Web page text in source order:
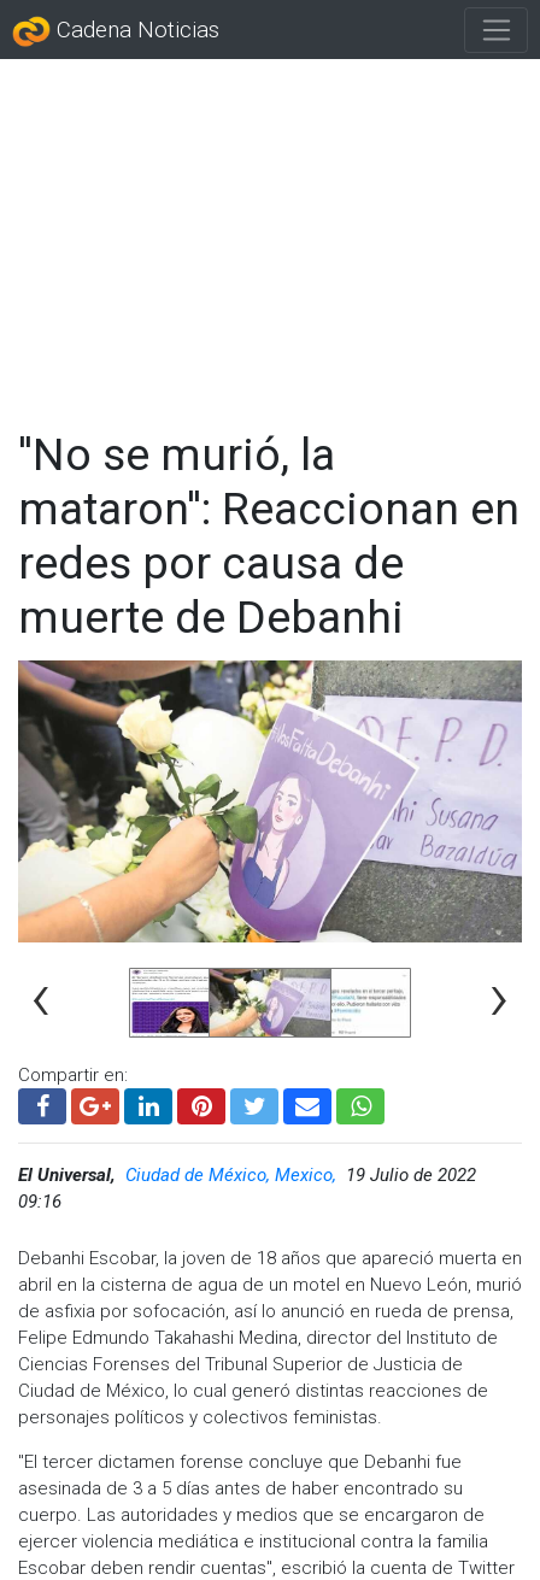
Cadena Noticias
''No se murió, la
mataron'': Reaccionan en
redes por causa de
muerte de Debanhi
‹ ›
Compartir en:
El Universal, Ciudad de México, Mexico,
19 Julio de 2022
09:16
Debanhi Escobar, la joven de 18 años que apareció muerta en
abril en la cisterna de agua de un motel en Nuevo León, murió
de asfixia por sofocación, así lo anunció en rueda de prensa,
Felipe Edmundo Takahashi Medina, director del Instituto de
Ciencias Forenses del Tribunal Superior de Justicia de
Ciudad de México, lo cual generó distintas reacciones de
personajes políticos y colectivos feministas.
"El tercer dictamen forense concluye que Debanhi fue
asesinada de 3 a 5 días antes de haber encontrado su
cuerpo. Las autoridades y medios que se encargaron de
ejercer violencia mediática e institucional contra la familia
Escobar deben rendir cuentas", escribió la cuenta de Twitter